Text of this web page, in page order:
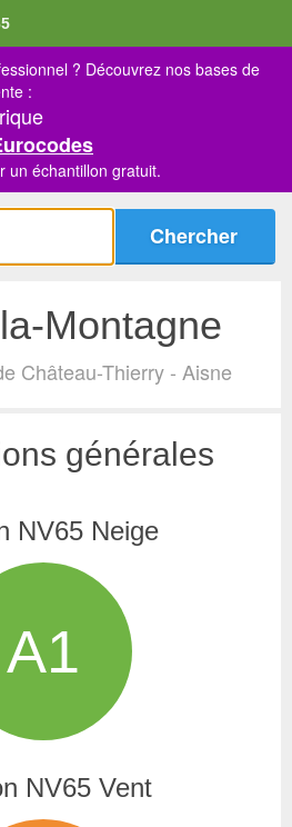
? Découvrez nos bases de
:
un échantillon gratuit.
Montagne
Château-Thierry - Aisne
générales
NV65 Neige
A1
NV65 Vent